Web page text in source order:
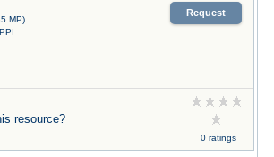
MP)
Request
resource?
0 ratings